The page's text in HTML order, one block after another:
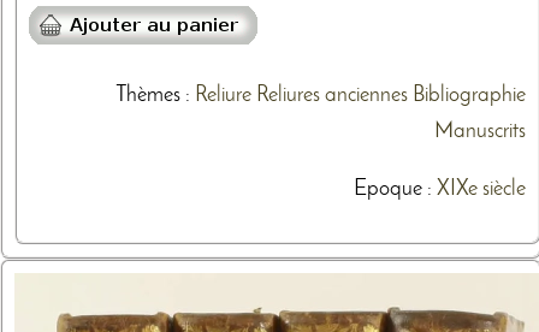
Thèmes: Reliure Reliures anciennes Bibliographie
Manuscrits
Epoque : XIXe siècle